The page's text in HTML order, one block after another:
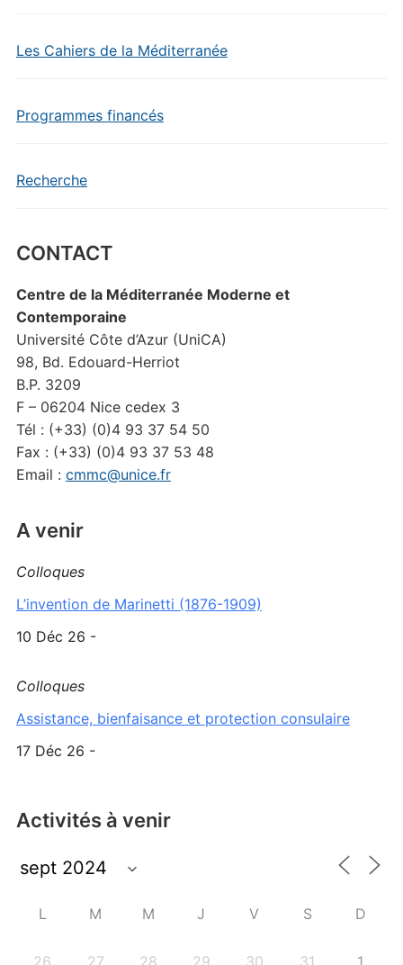
Les Cahiers de la Méditerranée
Programmes financés
Recherche
CONTACT
Centre de la Méditerranée Moderne et
Contemporaine
Université Côte d’Azur (UniCA)
98, Bd. Edouard-Herriot
B.P. 3209
F – 06204 Nice cedex 3
Tél : (+33) (0)4 93 37 54 50
Fax : (+33) (0)4 93 37 53 48
Email : cmmc@unice.fr
A venir
Colloques
L’invention de Marinetti (1876-1909)
10 Déc 26 -
Colloques
Assistance, bienfaisance et protection consulaire
17 Déc 26 -
Activités à venir
L M M J V S D
26 27 28 29 30 31 1